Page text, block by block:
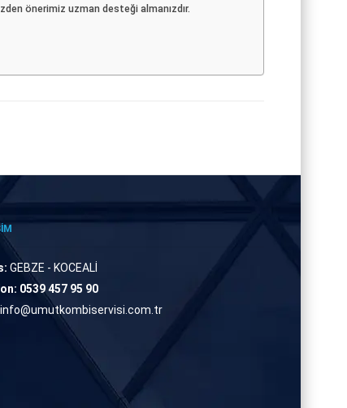
önerimiz uzman desteği almanızdır.
GEBZE - KOCEALİ
0539 457 95 90
info@umutkombiservisi.com.tr